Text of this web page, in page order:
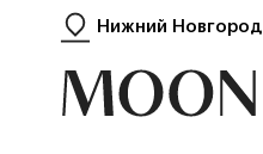
Нижний Новгород